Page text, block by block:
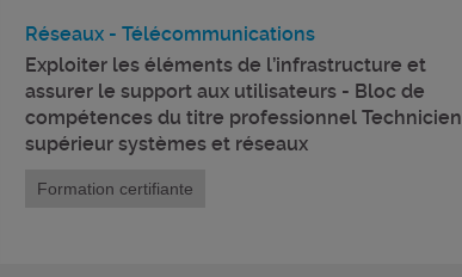
Réseaux - Télécommunications
Exploiter les éléments de l’infrastructure et
assurer le support aux utilisateurs - Bloc de
compétences du titre professionnel Technicien
supérieur systèmes et réseaux
Formation certifiante